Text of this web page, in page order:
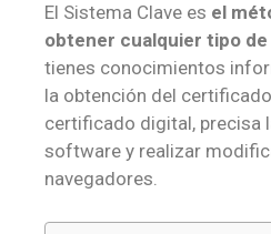
El Sistema Clave es el
obtener cualquier tipo
tienes conocimientos
la obtención del
certificado digital, precisa
software y realizar
navegadores.